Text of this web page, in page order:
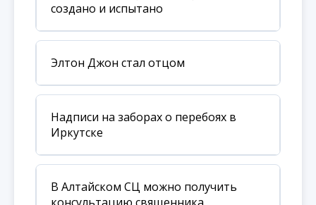
создано и испытано
Элтон Джон стал отцом
Надписи на заборах о перебоях в
Иркутске
В Алтайском СЦ можно получить